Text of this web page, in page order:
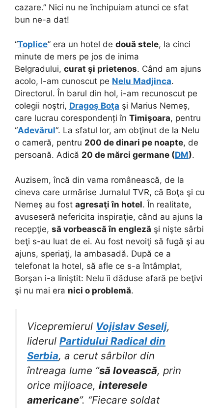
cazare.” Nici nu ne închipuiam atunci ce sfat
bun ne-a dat!
“Toplice” era un hotel de două stele, la cinci
minute de mers pe jos de inima
Belgradului, curat şi prietenos. Când am ajuns
acolo, l-am cunoscut pe Nelu Madjinca.
Directorul. În barul din hol, i-am recunoscut pe
colegii noştri, Dragoş Boţa şi Marius Nemeș,
care lucrau corespondenți în Timişoara, pentru
“Adevărul“. La sfatul lor, am obţinut de la Nelu
o cameră, pentru 200 de dinari pe noapte, de
persoană. Adică 20 de mărci germane (DM).
Auzisem, încă din vama românească, de la
cineva care urmărise Jurnalul TVR, că Boţa şi cu
Nemeş au fost agresaţi în hotel. În realitate,
avuseseră nefericita inspiraţie, când au ajuns la
recepţie, să vorbească în engleză şi nişte sârbi
beţi s-au luat de ei. Au fost nevoiţi să fugă şi au
ajuns, speriaţi, la ambasadă. După ce a
telefonat la hotel, să afle ce s-a întâmplat,
Borşan i-a liniştit: Nelu îi dăduse afară pe beţivi
şi nu mai era nici o problemă.
Vicepremierul Vojislav Seselj,
liderul Partidului Radical din
Serbia, a cerut sârbilor din
întreaga lume “să lovească, prin
orice mijloace, interesele
americane”. “Fiecare soldat